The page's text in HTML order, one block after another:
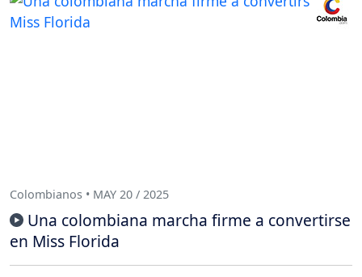
Colombianos • MAY 20 / 2025
Una colombiana marcha firme a convertirse
en Miss Florida